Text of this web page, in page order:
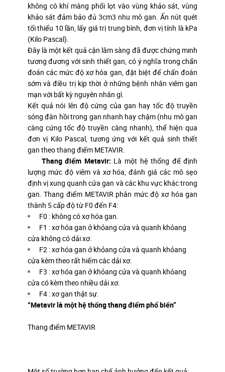
không có khí màng phổi lọt vào vùng khảo sát, vùng
khảo sát đảm bảo đủ 3cm3 nhu mô gan. Ấn nút quét
tối thiểu 10 lần, lấy giá trị trung bình, đơn vị tính là kPa
(Kilo Pascal).
Đây là một kết quả cận lâm sàng đã được chứng minh
tương đương với sinh thiết gan, có ý nghĩa trong chẩn
đoán các mức độ xơ hóa gan, đặt biệt để chẩn đoán
sớm và điều trị kịp thời ở những bệnh nhân viêm gan
mạn với bất kỳ nguyên nhân gì.
Kết quả nói lên độ cứng của gan hay tốc độ truyền
sóng đàn hồi trong gan nhanh hay chậm (nhu mô gan
càng cứng tốc độ truyền càng nhanh), thể hiện qua
đơn vị Kilo Pascal, tương ứng với kết quả sinh thiết
gan theo thang điểm METAVIR.
Thang điểm Metavir: Là một hệ thống để định
lượng mức độ viêm và xơ hóa, đánh giá các mô sẹo
định vị xung quanh cửa gan và các khu vực khác trong
gan. Thang điểm METAVIR phân mức độ xơ hóa gan
thành 5 cấp độ từ F0 đến F4:
F0 : không có xơ hóa gan.
F1 : xơ hóa gan ở khỏang cửa và quanh khỏang
cửa không có dải xơ.
F2 : xơ hóa gan ở khỏang cửa và quanh khỏang
cửa kèm theo rất hiếm các dải xơ.
F3 : xơ hóa gan ở khỏang cửa và quanh khỏang
cửa có kèm theo nhiều dải xơ.
F4 : xơ gan thật sự.
“Metavir là một hệ thống thang điểm phổ biến”
Thang điểm METAVIR